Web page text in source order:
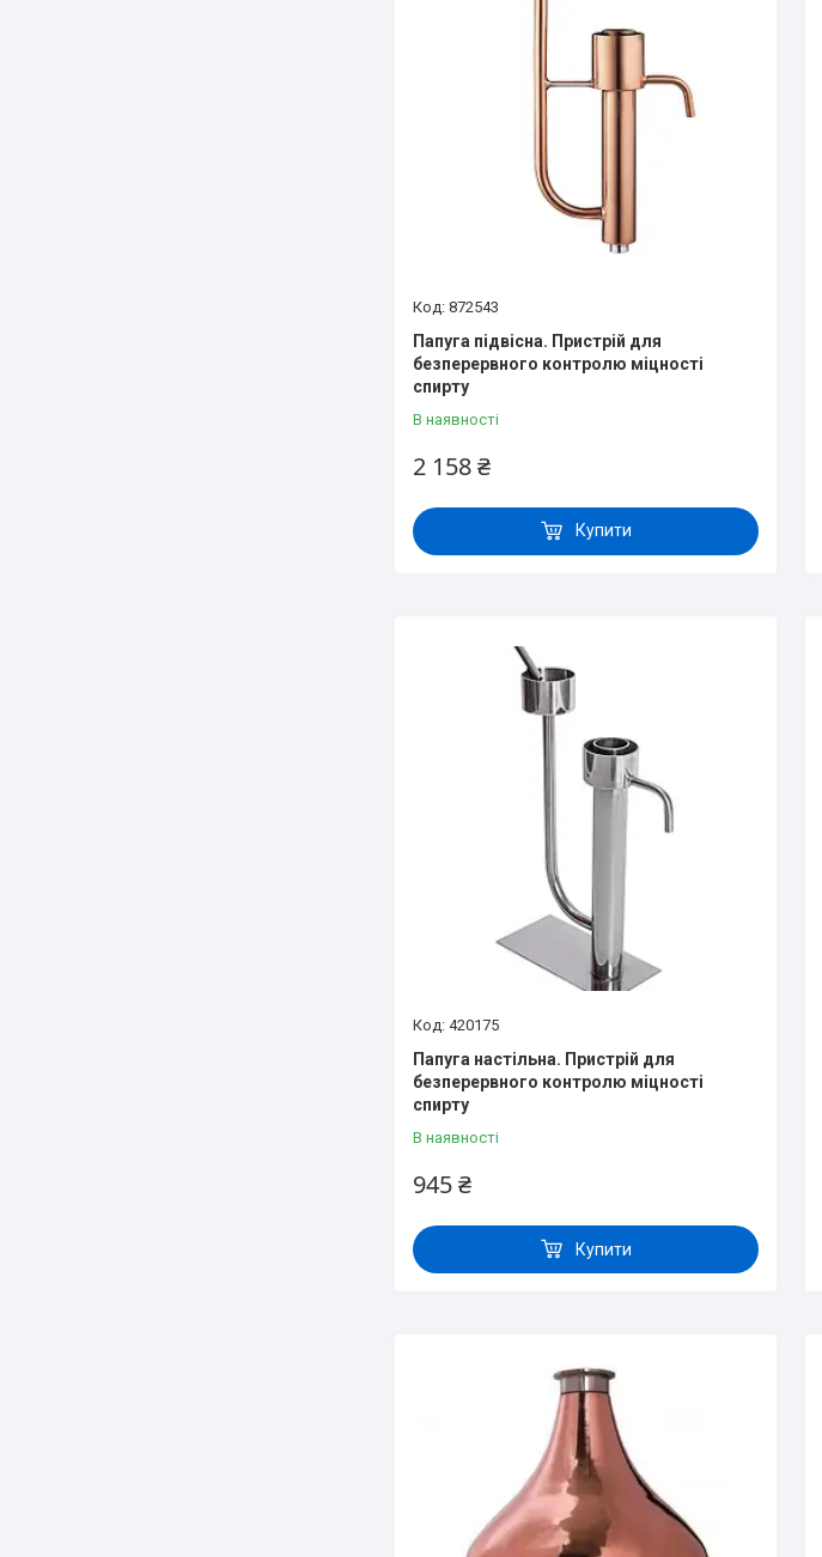
872543
Папуга підвісна. Пристрій для
безперервного контролю міцності
спирту
В наявності
2 158 ₴
Купити
420175
Папуга настільна. Пристрій для
безперервного контролю міцності
спирту
В наявності
945 ₴
Купити